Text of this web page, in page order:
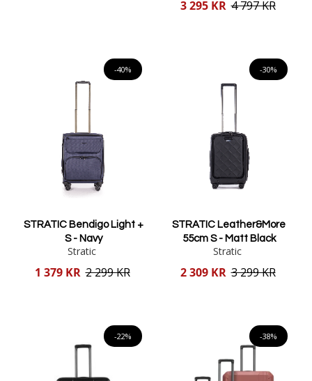
Reducerat
3 295 KR 4 797 KR
-40%
STRATIC Bendigo Light +
S - Navy
Stratic
Reducerat
1 379 KR 2 299 KR
-30%
STRATIC Leather&More
55cm S - Matt Black
Stratic
Reducerat
2 309 KR 3 299 KR
-22% -38%